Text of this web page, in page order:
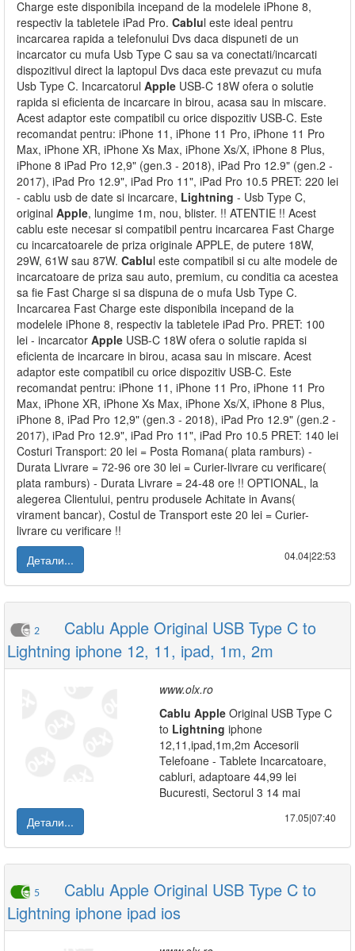
Charge este disponibila incepand de la modelele iPhone 8,
respectiv la tabletele iPad Pro. Cablul este ideal pentru
incarcarea rapida a telefonului Dvs daca dispuneti de un
incarcator cu mufa Usb Type C sau sa va conectati/incarcati
dispozitivul direct la laptopul Dvs daca este prevazut cu mufa
Usb Type C. Incarcatorul Apple USB-C 18W ofera o solutie
rapida si eficienta de incarcare in birou, acasa sau in miscare.
Acest adaptor este compatibil cu orice dispozitiv USB-C. Este
recomandat pentru: iPhone 11, iPhone 11 Pro, iPhone 11 Pro
Max, iPhone XR, iPhone Xs Max, iPhone Xs/X, iPhone 8 Plus,
iPhone 8 iPad Pro 12,9" (gen.3 - 2018), iPad Pro 12.9" (gen.2 -
2017), iPad Pro 12.9", iPad Pro 11", iPad Pro 10.5 PRET: 220 lei
- cablu usb de date si incarcare, Lightning - Usb Type C,
original Apple, lungime 1m, nou, blister. !! ATENTIE !! Acest
cablu este necesar si compatibil pentru incarcarea Fast Charge
cu incarcatoarele de priza originale APPLE, de putere 18W,
29W, 61W sau 87W. Cablul este compatibil si cu alte modele de
incarcatoare de priza sau auto, premium, cu conditia ca acestea
sa fie Fast Charge si sa dispuna de o mufa Usb Type C.
Incarcarea Fast Charge este disponibila incepand de la
modelele iPhone 8, respectiv la tabletele iPad Pro. PRET: 100
lei - incarcator Apple USB-C 18W ofera o solutie rapida si
eficienta de incarcare in birou, acasa sau in miscare. Acest
adaptor este compatibil cu orice dispozitiv USB-C. Este
recomandat pentru: iPhone 11, iPhone 11 Pro, iPhone 11 Pro
Max, iPhone XR, iPhone Xs Max, iPhone Xs/X, iPhone 8 Plus,
iPhone 8, iPad Pro 12,9" (gen.3 - 2018), iPad Pro 12.9" (gen.2 -
2017), iPad Pro 12.9", iPad Pro 11", iPad Pro 10.5 PRET: 140 lei
Costuri Transport: 20 lei = Posta Romana( plata ramburs) -
Durata Livrare = 72-96 ore 30 lei = Curier-livrare cu verificare(
plata ramburs) - Durata Livrare = 24-48 ore !! OPTIONAL, la
alegerea Clientului, pentru produsele Achitate in Avans(
virament bancar), Costul de Transport este 20 lei = Curier-
livrare cu verificare !!
Детали...
04.04|22:53
2
Cablu Apple Original USB Type C to
Lightning iphone 12, 11, ipad, 1m, 2m
www.olx.ro
Cablu Apple Original USB Type C
to Lightning iphone
12,11,ipad,1m,2m Accesorii
Telefoane - Tablete Incarcatoare,
cabluri, adaptoare 44,99 lei
Bucuresti, Sectorul 3 14 mai
Детали...
17.05|07:40
5
Cablu Apple Original USB Type C to
Lightning iphone ipad ios